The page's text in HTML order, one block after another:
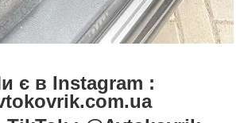
є в Instagram :